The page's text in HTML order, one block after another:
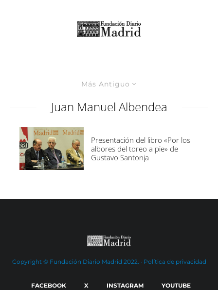
Más Antiguo
Juan Manuel Albendea
Presentación del libro «Por los
albores del toreo a pie» de
Gustavo Santonja
Copyright © Fundación Diario Madrid 2022. · Política de privacidad
FACEBOOK X INSTAGRAM YOUTUBE